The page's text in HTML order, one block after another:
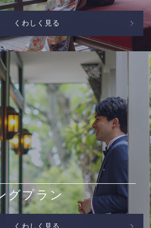
くわしく見る
グプラン
くわしく見る